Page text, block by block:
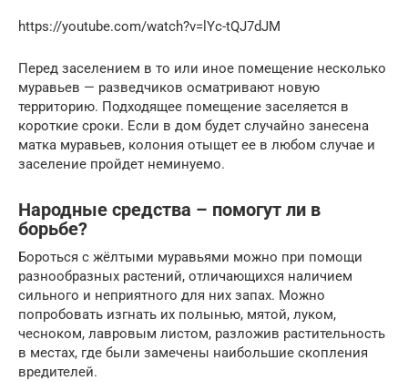
https://youtube.com/watch?v=lYc-tQJ7dJM
Перед заселением в то или иное помещение несколько
муравьев — разведчиков осматривают новую
территорию. Подходящее помещение заселяется в
короткие сроки. Если в дом будет случайно занесена
матка муравьев, колония отыщет ее в любом случае и
заселение пройдет неминуемо.
Народные средства – помогут ли в
борьбе?
Бороться с жёлтыми муравьями можно при помощи
разнообразных растений, отличающихся наличием
сильного и неприятного для них запах. Можно
попробовать изгнать их полынью, мятой, луком,
чесноком, лавровым листом, разложив растительность
в местах, где были замечены наибольшие скопления
вредителей.